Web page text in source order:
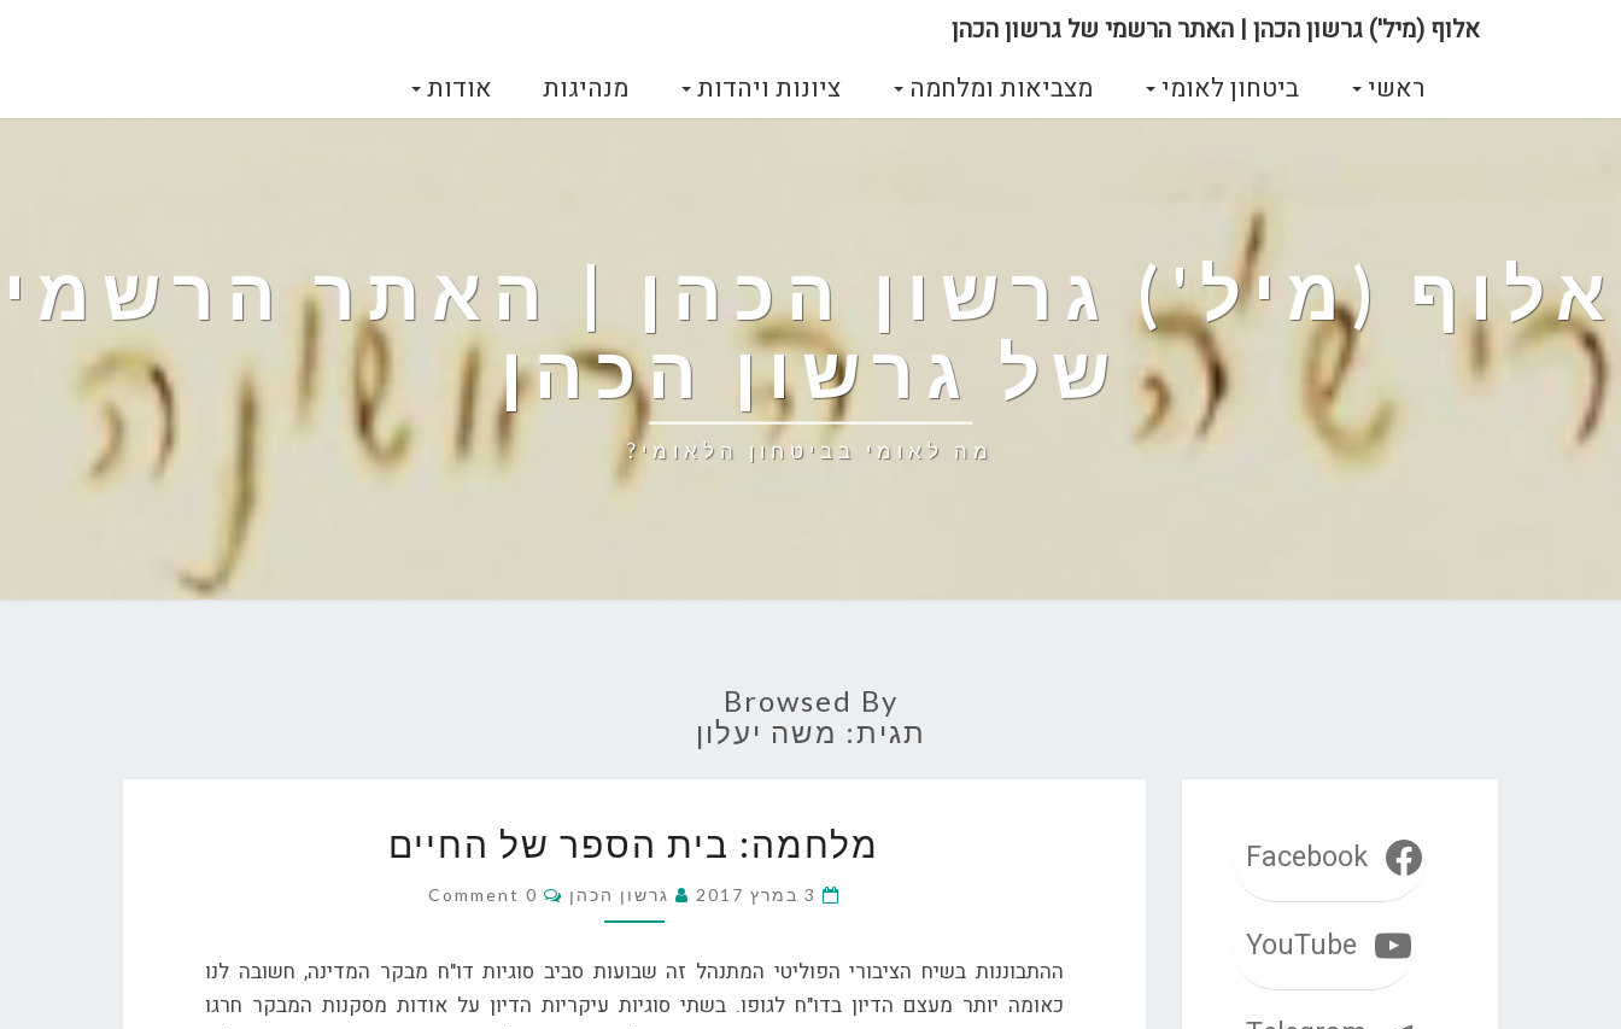
אלוף (מיל') גרשון הכהן | האתר הרשמי של גרשון הכהן
ראשי ביטחון לאומי מצביאות ומלחמה ציונות ויהדות מנהיגות אודות
אלוף (מיל') גרשון הכהן | האתר הרשמי
של גרשון הכהן
מה לאומי בביטחון הלאומי?
Browsed By
תגית: משה יעלון
בית
של
החיים
מלחמה: בית הספר של החיים
3 במרץ 2017 גרשון הכהן Comments
0 Comment
ההתבוננות בשיח הציבורי הפוליטי המתנהל זה שבועות סביב סוגיות דו"ח מבקר המדינה, חשובה לנו
כאומה יותר מעצם הדיון בדו"ח לגופו. בשתי סוגיות עיקריות הדיון על אודות מסקנות המבקר חרגו
Facebook
YouTube